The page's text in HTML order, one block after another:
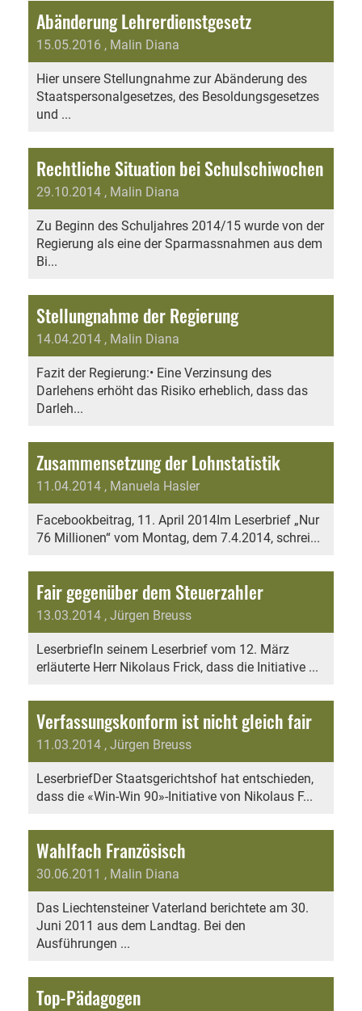
Abänderung Lehrerdienstgesetz
15.05.2016 , Malin Diana
Hier unsere Stellungnahme zur Abänderung des
Staatspersonalgesetzes, des Besoldungsgesetzes
und ...
Rechtliche Situation bei Schulschiwochen
29.10.2014 , Malin Diana
Zu Beginn des Schuljahres 2014/15 wurde von der
Regierung als eine der Sparmassnahmen aus dem
Bi...
Stellungnahme der Regierung
14.04.2014 , Malin Diana
Fazit der Regierung:• Eine Verzinsung des
Darlehens erhöht das Risiko erheblich, dass das
Darleh...
Zusammensetzung der Lohnstatistik
11.04.2014 , Manuela Hasler
Facebookbeitrag, 11. April 2014Im Leserbrief „Nur
76 Millionen“ vom Montag, dem 7.4.2014, schrei...
Fair gegenüber dem Steuerzahler
13.03.2014 , Jürgen Breuss
LeserbriefIn seinem Leserbrief vom 12. März
erläuterte Herr Nikolaus Frick, dass die Initiative ...
Verfassungskonform ist nicht gleich fair
11.03.2014 , Jürgen Breuss
LeserbriefDer Staatsgerichtshof hat entschieden,
dass die «Win-Win 90»-Initiative von Nikolaus F...
Wahlfach Französisch
30.06.2011 , Malin Diana
Das Liechtensteiner Vaterland berichtete am 30.
Juni 2011 aus dem Landtag. Bei den
Ausführungen ...
Top-Pädagogen